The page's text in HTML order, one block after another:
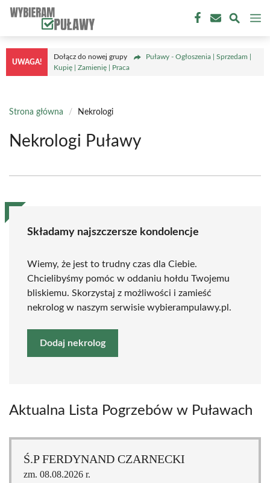
Przejdź
treści
UWAGA!
Dołącz do nowej grupy
Puławy - Ogłoszenia | Sprzedam |
Kupię | Zamienię | Praca
Strona główna / Nekrologi
Nekrologi Puławy
Składamy najszczersze kondolencje
Wiemy, że jest to trudny czas dla Ciebie.
Chcielibyśmy pomóc w oddaniu hołdu Twojemu
bliskiemu. Skorzystaj z możliwości i zamieść
nekrolog w naszym serwisie wybierampulawy.pl.
Dodaj nekrolog
Aktualna Lista Pogrzebów w Puławach
Ś.P FERDYNAND CZARNECKI
zm. 08.08.2026 r.